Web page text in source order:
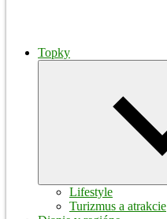
Topky
Lifestyle
Turizmus a atrakcie